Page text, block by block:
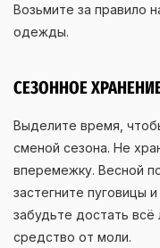
Возьмите за правило
одежды.
СЕЗОННОЕ
Выделите время,
сменой сезона. Не
вперемежку. Весной
застегните пуговицы
забудьте достать
средство от моли.